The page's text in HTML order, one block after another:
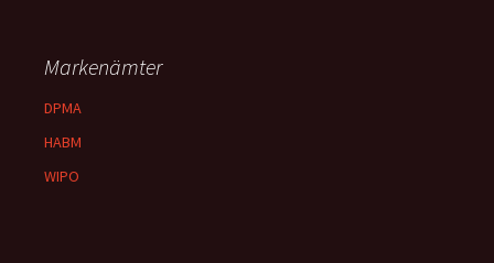
Markenämter
DPMA
HABM
WIPO